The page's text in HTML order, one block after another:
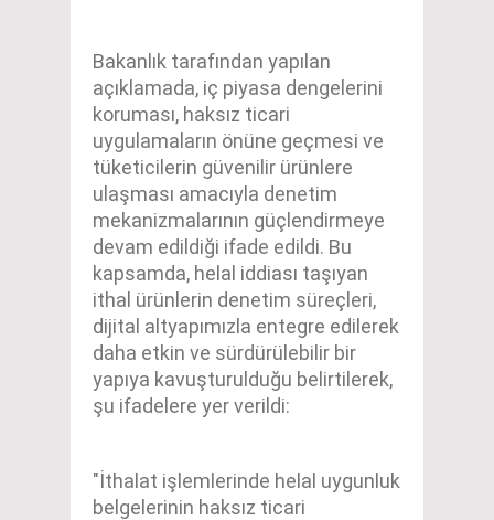
Bakanlık tarafından yapılan
açıklamada, iç piyasa dengelerini
koruması, haksız ticari
uygulamaların önüne geçmesi ve
tüketicilerin güvenilir ürünlere
ulaşması amacıyla denetim
mekanizmalarının güçlendirmeye
devam edildiği ifade edildi. Bu
kapsamda, helal iddiası taşıyan
ithal ürünlerin denetim süreçleri,
dijital altyapımızla entegre edilerek
daha etkin ve sürdürülebilir bir
yapıya kavuşturulduğu belirtilerek,
şu ifadelere yer verildi:
"İthalat işlemlerinde helal uygunluk
belgelerinin haksız ticari